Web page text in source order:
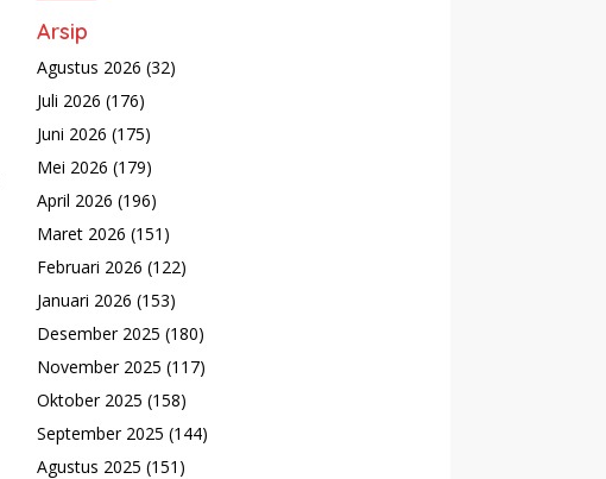
Arsip
Agustus 2026 (32)
Juli 2026 (176)
Juni 2026 (175)
Mei 2026 (179)
April 2026 (196)
Maret 2026 (151)
Februari 2026 (122)
Januari 2026 (153)
Desember 2025 (180)
November 2025 (117)
Oktober 2025 (158)
September 2025 (144)
Agustus 2025 (151)